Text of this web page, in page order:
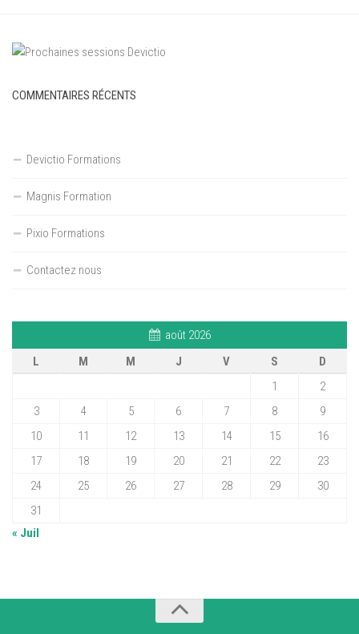
COMMENTAIRES RÉCENTS
Devictio Formations
Magnis Formation
Pixio Formations
Contactez nous
août 2026
L
M M J V S
D
1
2
3
4 5 6 7 8
9
10
11 12 13 14 15
16
17
18 19 20 21 22
23
24
25 26 27 28 29
30
31
« Juil